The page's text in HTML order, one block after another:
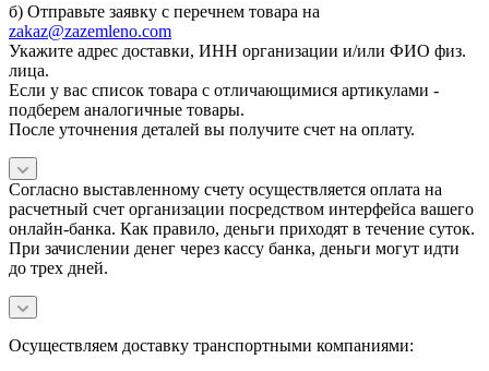
б) Отправьте заявку с перечнем товара на
zakaz@zazemleno.com
Укажите адрес доставки, ИНН организации и/или ФИО физ.
лица.
Если у вас список товара с отличающимися артикулами -
подберем аналогичные товары.
После уточнения деталей вы получите счет на оплату.
Согласно выставленному счету осуществляется оплата на
расчетный счет организации посредством интерфейса вашего
онлайн-банка. Как правило, деньги приходят в течение суток.
При зачислении денег через кассу банка, деньги могут идти
до трех дней.
Осуществляем доставку транспортными компаниями: